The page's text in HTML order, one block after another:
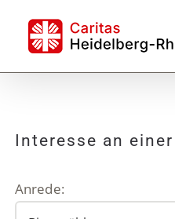
content
Interesse an
Anrede: